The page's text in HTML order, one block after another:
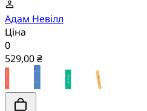
Адам Невілл
Ціна
0
529,00 ₴